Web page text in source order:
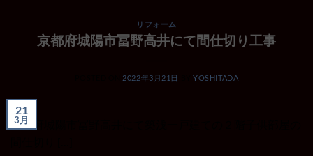
リフォーム
京都府城陽市冨野高井にて間仕切り工事
2022年3月21日 BYYOSHITADA
21
3月
京都府城陽市冨野高井にて築浅一戸建ての２階子供部屋の